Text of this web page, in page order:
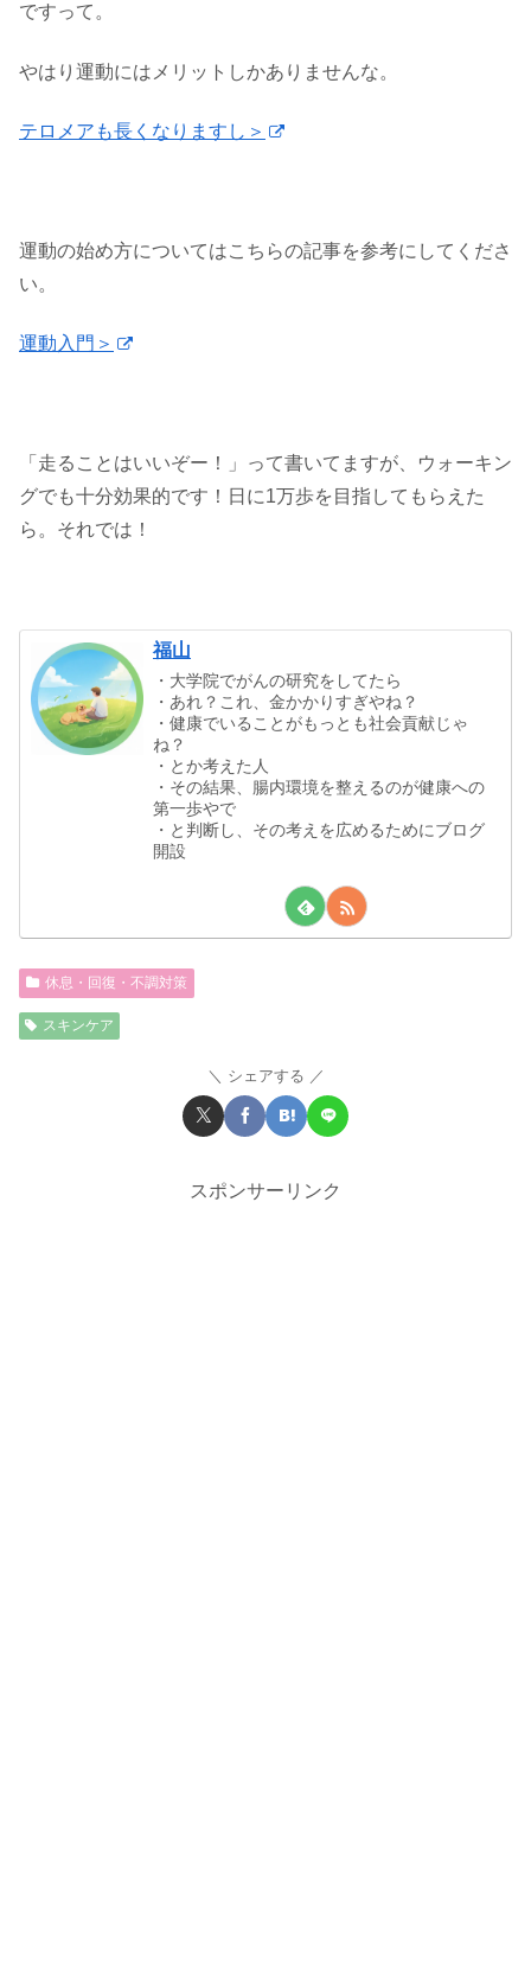
ですって。
やはり運動にはメリットしかありませんな。
テロメアも長くなりますし＞
運動の始め方についてはこちらの記事を参考にしてくださ
い。
運動入門＞
「走ることはいいぞー！」って書いてますが、ウォーキン
グでも十分効果的です！日に1万歩を目指してもらえた
ら。それでは！
福山
・大学院でがんの研究をしてたら
・あれ？これ、金かかりすぎやね？
・健康でいることがもっとも社会貢献じゃ
ね？
・とか考えた人
・その結果、腸内環境を整えるのが健康への
第一歩やで
・と判断し、その考えを広めるためにブログ
開設
休息・回復・不調対策
スキンケア
シェアする
スポンサーリンク